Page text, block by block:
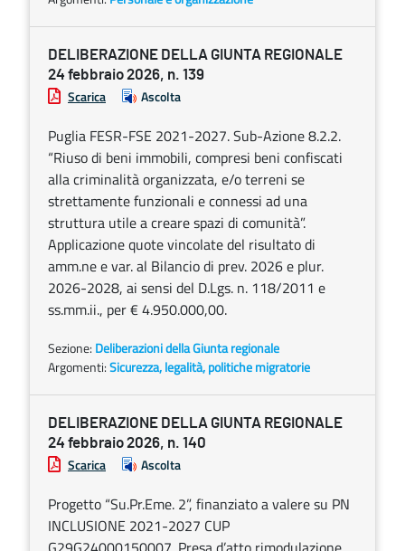
DELIBERAZIONE DELLA GIUNTA REGIONALE
24 febbraio 2026, n. 139
Scarica Ascolta
Puglia FESR-FSE 2021-2027. Sub-Azione 8.2.2.
“Riuso di beni immobili, compresi beni confiscati
alla criminalità organizzata, e/o terreni se
strettamente funzionali e connessi ad una
struttura utile a creare spazi di comunità”.
Applicazione quote vincolate del risultato di
amm.ne e var. al Bilancio di prev. 2026 e plur.
2026-2028, ai sensi del D.Lgs. n. 118/2011 e
ss.mm.ii., per € 4.950.000,00.
Sezione: Deliberazioni della Giunta regionale
Argomenti:Sicurezza, legalità, politiche migratorie
DELIBERAZIONE DELLA GIUNTA REGIONALE
24 febbraio 2026, n. 140
Scarica Ascolta
Progetto “Su.Pr.Eme. 2”, finanziato a valere su PN
INCLUSIONE 2021-2027 CUP